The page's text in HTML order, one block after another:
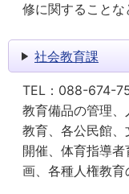
修に関することな
社会教育課
TEL： 088-674-
教育備品の管理
教育、各公民館
開催、体育指導
画、各種人権教